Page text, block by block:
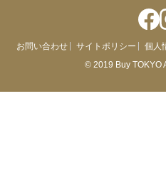
お問い合わせ サイトポリシー 個人
© 2019 Buy TOKYO